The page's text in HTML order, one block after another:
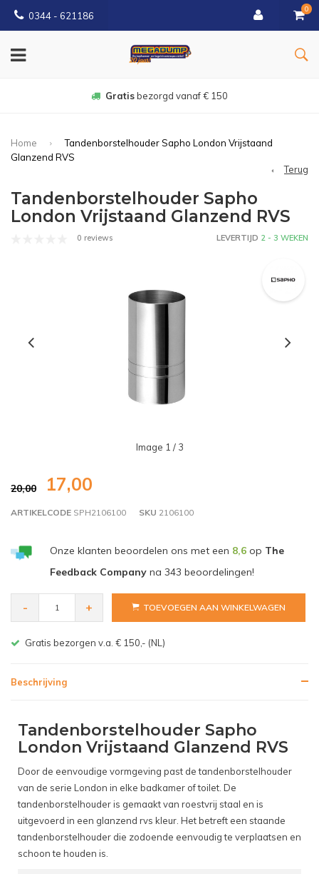
0344 - 621186
0
Gratisbezorgd vanaf € 150
Home
Tandenborstelhouder Sapho London Vrijstaand
Glanzend RVS
Terug
Tandenborstelhouder Sapho
London Vrijstaand Glanzend RVS
0 reviews LEVERTIJD 2 - 3 WEKEN
Image 1 / 3
20,00 17,00
ARTIKELCODE SPH2106100 SKU 2106100
Onze klanten beoordelen ons met een 8,6op The
Feedback Companyna 343 beoordelingen!
- + TOEVOEGEN AAN WINKELWAGEN
Gratis bezorgen v.a. € 150,- (NL)
Beschrijving
Tandenborstelhouder Sapho
London Vrijstaand Glanzend RVS
Door de eenvoudige vormgeving past de tandenborstelhouder
van de serie London in elke badkamer of toilet. De
tandenborstelhouder is gemaakt van roestvrij staal en is
uitgevoerd in een glanzend rvs kleur. Het betreft een staande
tandenborstelhouder die zodoende eenvoudig te verplaatsen en
schoon te houden is.